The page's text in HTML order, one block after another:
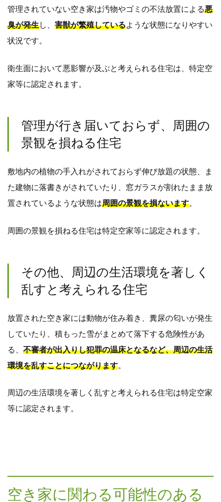
管理されていない空き家は汚物やゴミの不法放置による悪
臭が発生し、 害獣が繁殖しているような状態になりやすい
状況です。
衛生面において悪影響が及ぶと考えられる住宅は、特定空
家等に認定されます。
管理が行き届いておらず、周囲の
景観を損ねる住宅
敷地内の植物の手入れがされておらず伸び放題の状態、ま
た建物に落書きがされていたり、窓ガラスが割れたまま放
置されているような状態は周囲の景観を損ないます。
周囲の景観を損ねる住宅は特定空家等に認定されます。
その他、周辺の生活環境を著しく
乱すと考えられる住宅
放置された空き家には動物が住み着き、糞尿の匂いが発生
していたり、積もった雪がまとめて落下する危険性があ
る、 不審者が出入りし犯罪の温床となるなど、周辺の生活
環境を乱すことにつながります。
周辺の生活環境を著しく乱すと考えられる住宅は特定空家
等に認定されます。
空き家に関わる可能性のある